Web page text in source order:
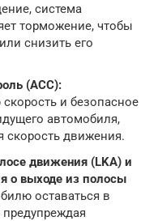
система
торможение, чтобы
снизить его
(ACC):
и безопасное
автомобиля,
скорость движения.
движения (LKA) и
о выходе из полосы
оставаться в